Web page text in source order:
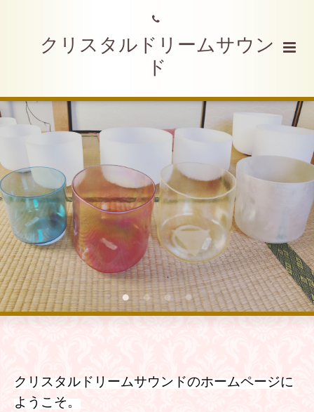
クリスタルドリームサウン
ド
クリスタルドリームサウンドのホームページに
ようこそ。